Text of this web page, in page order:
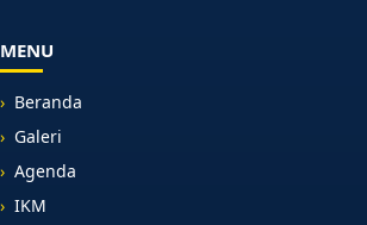
MENU
Beranda
Galeri
Agenda
IKM